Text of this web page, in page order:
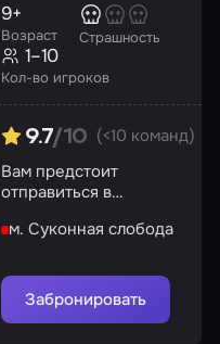
Возраст
9+
Страшность
Кол-во игроков
1–10
9.7/10 (<10 команд)
Вам предстоит
отправиться в
проказничают призраки
м. Суконная слобода
Забронировать